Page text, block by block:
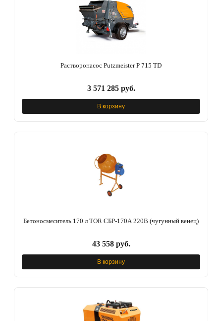
Растворонасос Putzmeister P 715 TD
3 571 285 руб.
В корзину
Бетоносмеситель 170 л TOR СБР-170А 220В (чугунный венец)
43 558 руб.
В корзину